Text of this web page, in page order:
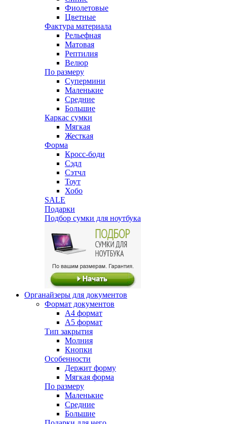
Фиолетовые
Цветные
Фактура материала
Рельефная
Матовая
Рептилия
Велюр
По размеру
Супермини
Маленькие
Средние
Большие
Каркас сумки
Мягкая
Жесткая
Форма
Кросс-боди
Сэдл
Сэтчл
Тоут
Хобо
SALE
Подарки
Подбор сумки для ноутбука
Органайзеры для документов
Формат документов
А4 формат
А5 формат
Тип закрытия
Молния
Кнопки
Особенности
Держит форму
Мягкая форма
По размеру
Маленькие
Средние
Большие